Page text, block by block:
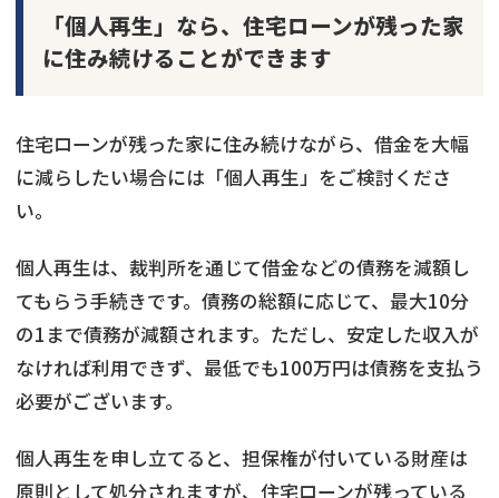
「個人再生」なら、住宅ローンが残った家
に住み続けることができます
住宅ローンが残った家に住み続けながら、借金を大幅
に減らしたい場合には「個人再生」をご検討くださ
い。
個人再生は、裁判所を通じて借金などの債務を減額し
てもらう手続きです。債務の総額に応じて、最大10分
の1まで債務が減額されます。ただし、安定した収入が
なければ利用できず、最低でも100万円は債務を支払う
必要がございます。
個人再生を申し立てると、担保権が付いている財産は
原則として処分されますが、住宅ローンが残っている